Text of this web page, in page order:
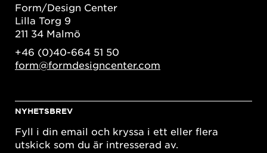
Form/Design Center
Lilla Torg 9
211 34 Malmö
+46 (0)40-664 51 50
form@formdesigncenter.com
NYHETSBREV
Fyll i din email och kryssa i ett eller flera
utskick som du är intresserad av.